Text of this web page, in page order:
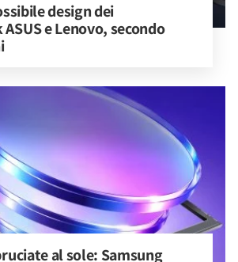
design dei
e Lenovo, secondo
al sole: Samsung